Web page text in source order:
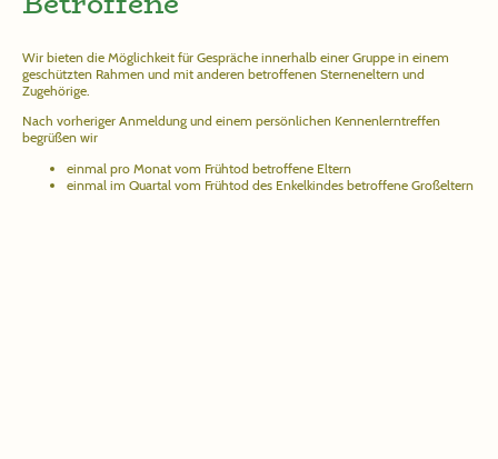
Wir bieten die Möglichkeit für Gespräche innerhalb einer Gruppe in einem
geschützten Rahmen und mit anderen betroffenen Sterneneltern und
Zugehörige.
Nach vorheriger Anmeldung und einem persönlichen Kennenlerntreffen
begrüßen wir
einmal pro Monat vom Frühtod betroffene Eltern
einmal im Quartal vom Frühtod des Enkelkindes betroffene Großeltern